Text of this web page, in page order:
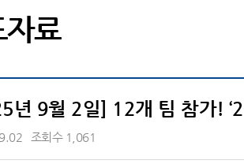
료
년 9월 2일] 12개 팀 참가!
조회수 1,061